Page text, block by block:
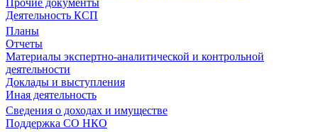
Прочие документы
Деятельность КСП
Планы
Отчеты
Материалы экспертно-аналитической и контрольной
деятельности
Доклады и выступления
Иная деятельность
Сведения о доходах и имуществе
Поддержка СО НКО